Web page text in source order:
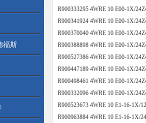
福斯
R900333295 4WRE 10 E00-1X/
R900341924 4WRE 10 E00-1X/
R900370040 4WRE 10 E00-1X/
R900388898 4WRE 10 E00-1X/
R900527386 4WRE 10 E00-1X/
R900447189 4WRE 10 E00-1X/
R900498461 4WRE 10 E00-1X/
R900332096 4WRE 10 E00-1X/
R900523673 4WRE 10 E1-16-1X/
R900963884 4WRE 10 E1-16-1X/